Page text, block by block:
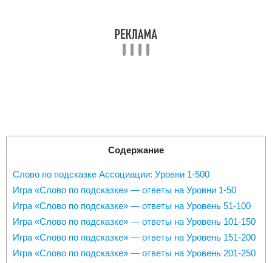
Содержание
Слово по подсказке Ассоциации: Уровни 1-500
Игра «Слово по подсказке» — ответы на Уровни 1-50
Игра «Cлово по подсказке» — ответы на Уровень 51-100
Игра «Cлово по подсказке» — ответы на Уровень 101-150
Игра «Cлово по подсказке» — ответы на Уровень 151-200
Игра «Cлово по подсказке» — ответы на Уровень 201-250